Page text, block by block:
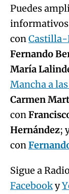
Puedes
informativos
conCastilla-
Fernando
María
Mancha a
Carmen
con
Hernández;
con
Sigue a
Facebooky